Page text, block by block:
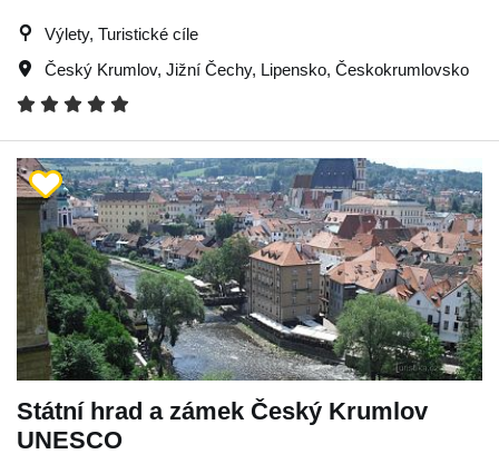
Výlety, Turistické cíle
Český Krumlov, Jižní Čechy, Lipensko, Českokrumlovsko
Státní hrad a zámek Český Krumlov
UNESCO